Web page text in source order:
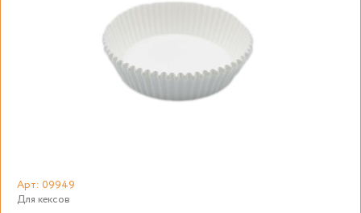
Арт: 09949
Для кексов